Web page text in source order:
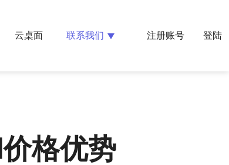
云桌面 联系我们 注册账号 登陆
格优势